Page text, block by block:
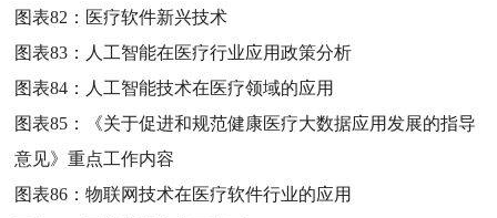
图表82： 医疗软件新兴技术
图表83： 人工智能在医疗行业应用政策分析
图表84： 人工智能技术在医疗领域的应用
图表85：
《关于促进和规范健康医疗大数据应用发展的指导
意见》重点工作内容
图表86：物联网技术在医疗软件行业的应用